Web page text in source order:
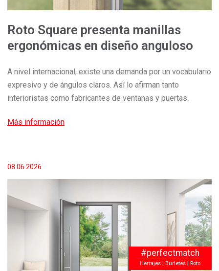
Roto Square presenta manillas
ergonómicas en diseño anguloso
A nivel internacional, existe una demanda por un vocabulario
expresivo y de ángulos claros. Así lo afirman tanto
interioristas como fabricantes de ventanas y puertas.
Más información
#perfectmatch
Herrajes | Burletes | Roto
08.06.2026